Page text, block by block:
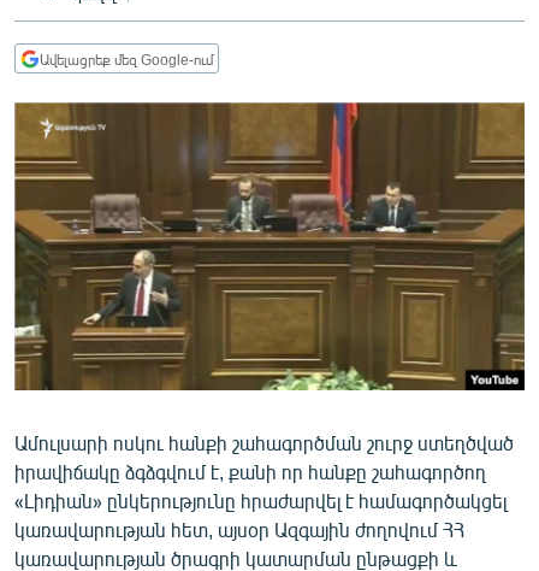
ՂԱՐԱԲԱՂ
ՊԱՏԵՐԱԶՄԻ 6 ՇԱԲԱԹՆԵՐԸ
ՏԱՐԱԾԱՇՐՋԱՆ
ՄՇԱԿՈՒՅԹ
ՍՊՈՐՏ
ՄԵԿՆԱԲԱՆՈՒԹՅՈՒՆ
ՏՏ ԵՒ ԻՆՏԵՐՆԵՏ
ԿՈՐՈՆԱՎԻՐՈՒՍ
ՏԵՍԱՆՅՈՒԹԵՐ
ԲԱՆԱՎԵՃ
ՁԳՏԵԼՈՎ ԼԱՎԱԳՈՒՅՆԻՆ
Ավելացրեք մեզ Google-ում
Ամուլսարի ոսկու հանքի շահագործման շուրջ ստեղծված
իրավիճակը ձգձգվում է, քանի որ հանքը շահագործող
«Լիդիան» ընկերությունը հրաժարվել է համագործակցել
կառավարության հետ, այսօր Ազգային ժողովում ՀՀ
կառավարության ծրագրի կատարման ընթացքի և